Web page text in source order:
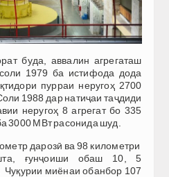
буда, аввалин агрегаташ
1979 ба истифода дода
пурраи неругоҳ 2700
1988 дар натиҷаи таҷдиди
неругоҳ 8 агрегат бо 335
3000 МВт расонида шуд.
дарозӣ ва 98 километри
ғунҷоиши обаш 10, 5
миёнаи обанбор 107